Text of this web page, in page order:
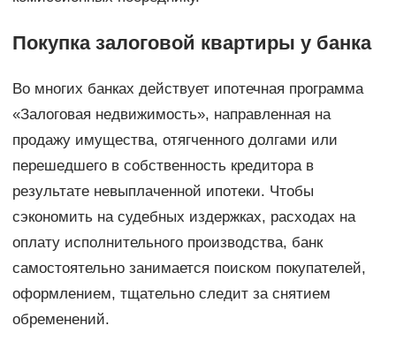
Покупка залоговой квартиры у банка
Во многих банках действует ипотечная программа
«Залоговая недвижимость», направленная на
продажу имущества, отягченного долгами или
перешедшего в собственность кредитора в
результате невыплаченной ипотеки. Чтобы
сэкономить на судебных издержках, расходах на
оплату исполнительного производства, банк
самостоятельно занимается поиском покупателей,
оформлением, тщательно следит за снятием
обременений.